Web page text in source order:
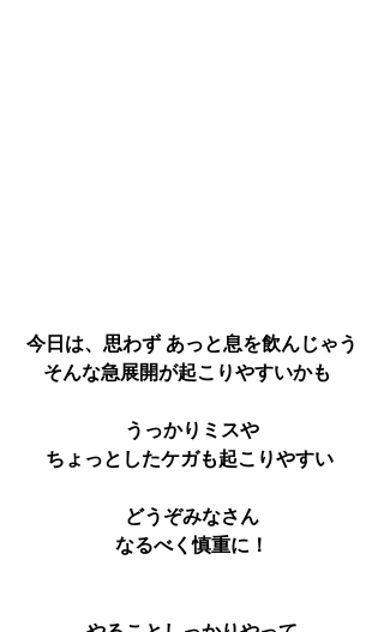
今日は、思わず あっと息を飲んじゃう
そんな急展開が起こりやすいかも
うっかりミスや
ちょっとしたケガも起こりやすい
どうぞみなさん
なるべく慎重に！